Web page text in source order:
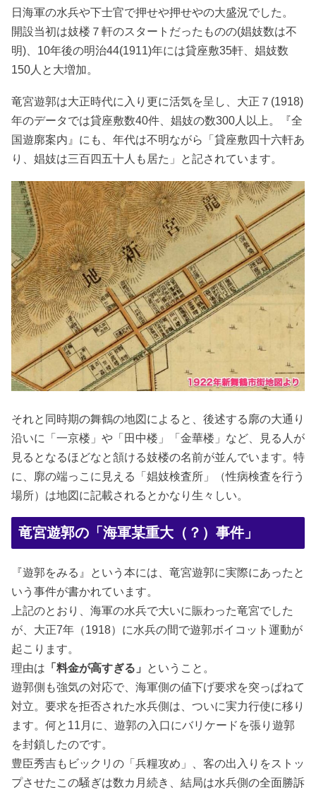
日海軍の水兵や下士官で押せや押せやの大盛況でした。
開設当初は妓楼７軒のスタートだったものの(娼妓数は不
明)、10年後の明治44(1911)年には貸座敷35軒、娼妓数
150人と大増加。
竜宮遊郭は大正時代に入り更に活気を呈し、大正７(1918)
年のデータでは貸座敷数40件、娼妓の数300人以上。『全
国遊廓案内』にも、年代は不明ながら「貸座敷四十六軒あ
り、娼妓は三百四五十人も居た」と記されています。
それと同時期の舞鶴の地図によると、後述する廓の大通り
沿いに「一京楼」や「田中楼」「金華楼」など、見る人が
見るとなるほどなと頷ける妓楼の名前が並んでいます。特
に、廓の端っこに見える「娼妓検査所」（性病検査を行う
場所）は地図に記載されるとかなり生々しい。
竜宮遊郭の「海軍某重大（？）事件」
『遊郭をみる』という本には、竜宮遊郭に実際にあったと
いう事件が書かれています。
上記のとおり、海軍の水兵で大いに賑わった竜宮でした
が、大正7年（1918）に水兵の間で遊郭ボイコット運動が
起こります。
理由は 「料金が高すぎる」
ということ。
遊郭側も強気の対応で、海軍側の値下げ要求を突っぱねて
対立。要求を拒否された水兵側は、ついに実力行使に移り
ます。何と11月に、遊郭の入口にバリケードを張り遊郭
を封鎖したのです。
豊臣秀吉もビックリの「兵糧攻め」、客の出入りをストッ
プさせたこの騒ぎは数カ月続き、結局は水兵側の全面勝訴